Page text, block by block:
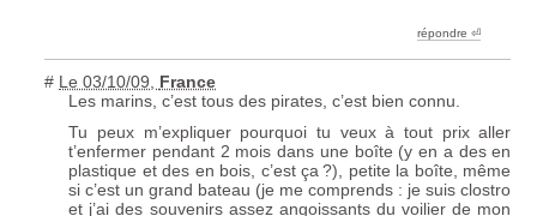
répondre ︎⏎
# Le 03/10/09
France
Les marins, c’est tous des pirates, c’est bien connu.
Tu peux m’expliquer pourquoi tu veux à tout prix aller
t’enfermer pendant 2 mois dans une boîte (y en a des en
plastique et des en bois, c’est ça ?), petite la boîte, même
si c’est un grand bateau (je me comprends : je suis clostro
et j’ai des souvenirs assez angoissants du voilier de mon